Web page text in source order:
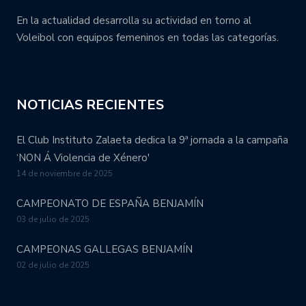
En la actualidad desarrolla su actividad en torno al
Voleibol con equipos femeninos en todas las categorías.
NOTICIAS RECIENTES
El Club Instituto Zalaeta dedica la 9ª jornada a la campaña
‘NON Á Violencia de Xénero'
14 de noviembre de 2025
CAMPEONATO DE ESPAÑA BENJAMÍN
03 de julio de 2025
CAMPEONAS GALLEGAS BENJAMÍN
02 de julio de 2025